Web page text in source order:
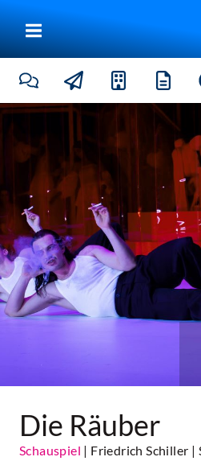
Die Räuber
Schauspiel | Friedrich Schiller |